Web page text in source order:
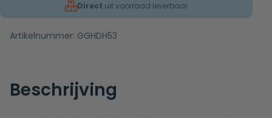
Direct uit voorraad leverbaar
Artikelnummer: GGHDH53
Beschrijving